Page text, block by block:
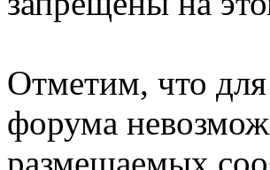
Отметим, что для
форума